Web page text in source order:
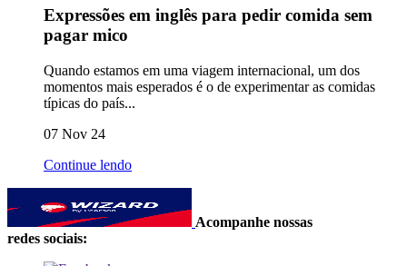
Expressões em inglês para pedir comida sem
pagar mico
Quando estamos em uma viagem internacional, um dos
momentos mais esperados é o de experimentar as comidas
típicas do país...
07 Nov 24
Continue lendo
Acompanhe nossas
redes sociais: